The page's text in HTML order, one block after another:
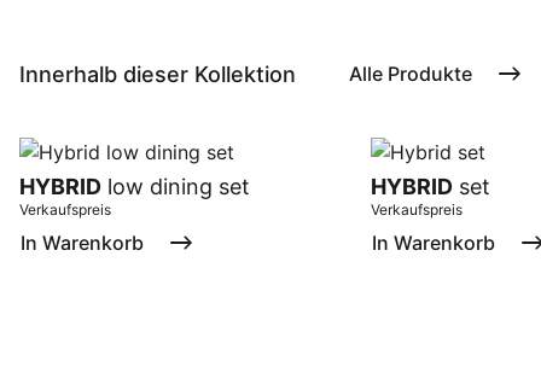
Innerhalb dieser Kollektion Alle Produkte
HYBRID low dining set
Verkaufspreis
In Warenkorb
HYBRIDset
Verkaufspreis
In Warenkorb